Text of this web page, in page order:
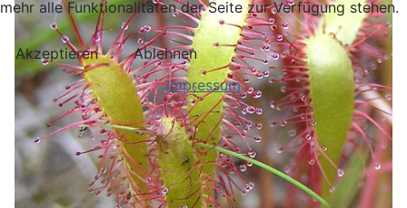
mehr alle Funktionalitäten der Seite zur Verfügung stehen.
Akzeptieren
Ablehnen
Impressum